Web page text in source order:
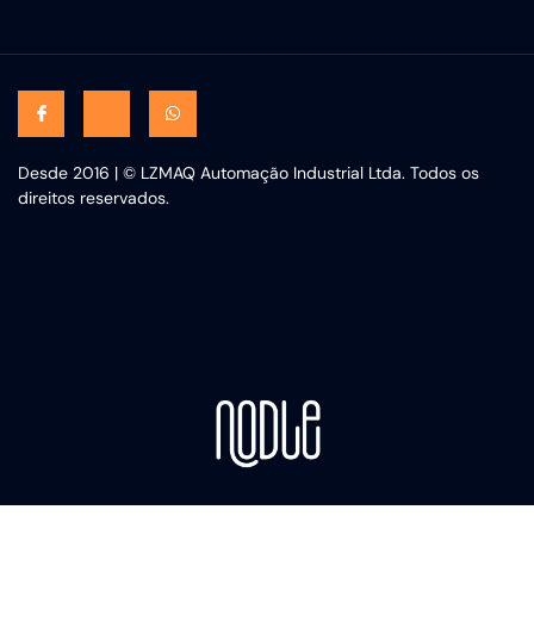
Desde 2016 | © LZMAQ Automação Industrial Ltda. Todos os
direitos reservados.